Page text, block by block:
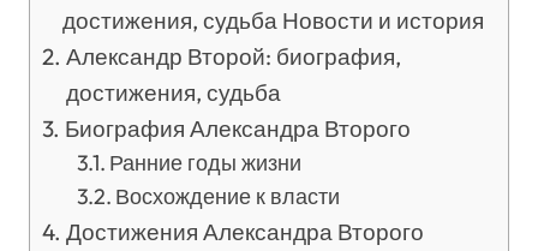
достижения, судьба Новости и история
Александр Второй: биография,
достижения, судьба
Биография Александра Второго
Ранние годы жизни
Восхождение к власти
Достижения Александра Второго